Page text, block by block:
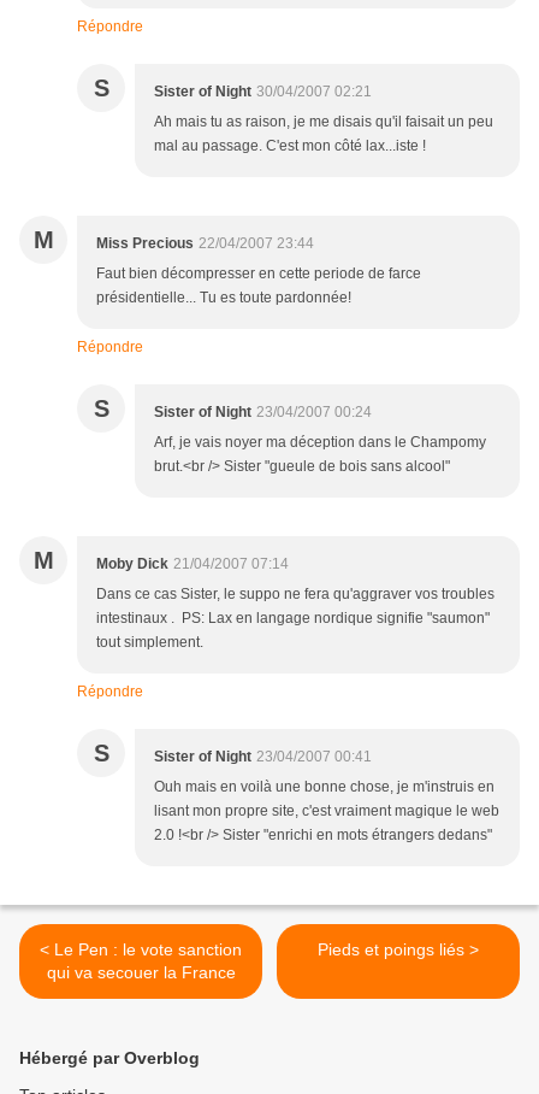
Répondre
S Sister of Night 30/04/2007 02:21
Ah mais tu as raison, je me disais qu'il faisait un peu
mal au passage. C'est mon côté lax...iste !
M Miss Precious 22/04/2007 23:44
Faut bien décompresser en cette periode de farce
présidentielle... Tu es toute pardonnée!
Répondre
S Sister of Night 23/04/2007 00:24
Arf, je vais noyer ma déception dans le Champomy
brut.<br /> Sister "gueule de bois sans alcool"
M Moby Dick 21/04/2007 07:14
Dans ce cas Sister, le suppo ne fera qu'aggraver vos troubles
intestinaux . PS: Lax en langage nordique signifie "saumon"
tout simplement.
Répondre
S Sister of Night 23/04/2007 00:41
Ouh mais en voilà une bonne chose, je m'instruis en
lisant mon propre site, c'est vraiment magique le web
2.0 !<br /> Sister "enrichi en mots étrangers dedans"
< Le Pen : le vote sanction
qui va secouer la France
Pieds et poings liés >
Hébergé par Overblog